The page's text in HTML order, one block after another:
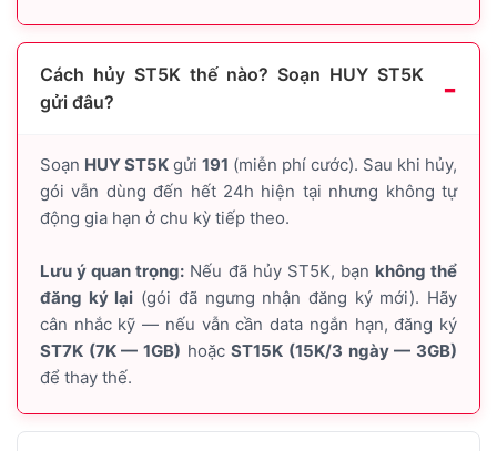
Cách hủy ST5K thế nào? Soạn HUY ST5K
gửi đâu?
Soạn HUY ST5K gửi 191 (miễn phí cước). Sau khi hủy,
gói vẫn dùng đến hết 24h hiện tại nhưng không tự
động gia hạn ở chu kỳ tiếp theo.
Lưu ý quan trọng: Nếu đã hủy ST5K, bạn không thể
đăng ký lại (gói đã ngưng nhận đăng ký mới). Hãy
cân nhắc kỹ — nếu vẫn cần data ngắn hạn, đăng ký
ST7K (7K — 1GB) hoặcST15K (15K/3 ngày — 3GB)
để thay thế.